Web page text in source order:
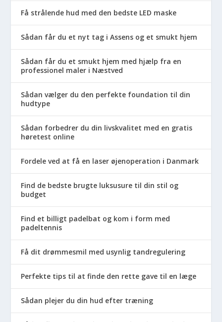
Få strålende hud med den bedste LED maske
Sådan får du et nyt tag i Assens og et smukt hjem
Sådan får du et smukt hjem med hjælp fra en
professionel maler i Næstved
Sådan vælger du den perfekte foundation til din
hudtype
Sådan forbedrer du din livskvalitet med en gratis
høretest online
Fordele ved at få en laser øjenoperation i Danmark
Find de bedste brugte luksusure til din stil og
budget
Find et billigt padelbat og kom i form med
padeltennis
Få dit drømmesmil med usynlig tandregulering
Perfekte tips til at finde den rette gave til en læge
Sådan plejer du din hud efter træning